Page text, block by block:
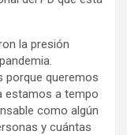
la presión
porque queremos
estamos a tempo
como algún
y cuántas